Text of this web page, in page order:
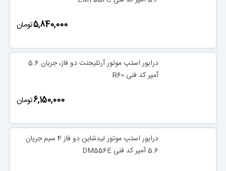
‎5,840,000تومان
درایور استپ موتور آرتلیجنت دو فاز، جریان 5.6
آمپر کد فنی R60
‎6,150,000تومان
درایور استپ موتور لیدشاین دو فاز 4 سیم جریان
5.6 آمپر کد فنی DM556E